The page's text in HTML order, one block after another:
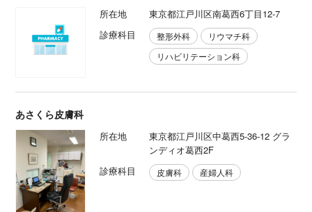
所在地
東京都江戸川区南葛西6丁目12-7
診療科目
整形外科
リウマチ科
リハビリテーション科
あさくら皮膚科
所在地
東京都江戸川区中葛西5-36-12 グラ
ンディオ葛西2F
診療科目
皮膚科 産婦人科